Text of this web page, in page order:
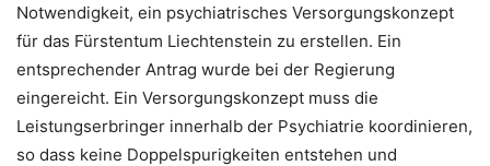
Notwendigkeit, ein psychiatrisches Versorgungskonzept
für das Fürstentum Liechtenstein zu erstellen. Ein
entsprechender Antrag wurde bei der Regierung
eingereicht. Ein Versorgungskonzept muss die
Leistungserbringer innerhalb der Psychiatrie koordinieren,
so dass keine Doppelspurigkeiten entstehen und